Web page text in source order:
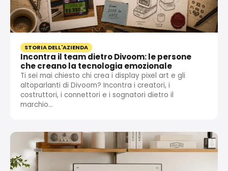
STORIA DELL'AZIENDA
Incontra il team dietro Divoom: le persone
che creano la tecnologia emozionale
Ti sei mai chiesto chi crea i display pixel art e gli
altoparlanti di Divoom? Incontra i creatori, i
costruttori, i connettori e i sognatori dietro il
marchio...